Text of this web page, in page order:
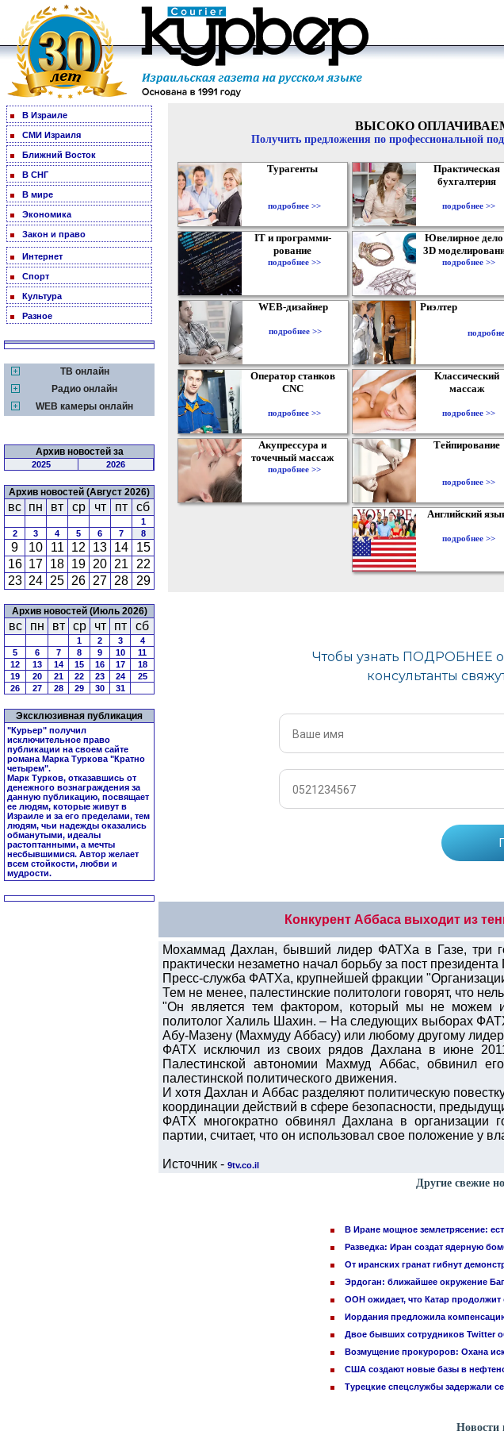
В Израиле
СМИ Израиля
Ближний Восток
В СНГ
В мире
Экономика
Закон и право
Интернет
Спорт
Культура
Разное
ТВ онлайн
Радио онлайн
WEB камеры онлайн
Архив новостей за
2025 2026
Архив новостей (Август 2026)
вс пн вт ср чт пт сб
1
2
3 4 5 6 7 8
9 10 11 12 13 14
15
16 17 18 19 20 21
22
23 24 25 26 27 28 29
Архив новостей (Июль 2026)
вс пн вт ср чт пт сб
1 2 3
4
5
6 7 8 9 10
11
12
13 14 15 16 17
18
19
20 21 22 23 24
25
26
27 28 29 30 31
Эксклюзивная публикация
"Курьер" получил
исключительное право
публикации на своем сайте
романа Марка Туркова "Кратно
четырем".
Марк Турков, отказавшись от
денежного вознаграждения за
данную публикацию, посвящает
ее людям, которые живут в
Израиле и за его пределами, тем
людям, чьи надежды оказались
обманутыми, идеалы
растоптанными, а мечты
несбывшимися. Автор желает
всем стойкости, любви и
мудрости.
ВЫСОКО
Получить предложения по профессиональной
Турагенты
подробнее >>
Практическая
бухгалтерия
подробнее >>
IT и программи-
рование
подробнее >>
Ювелирное
3D
подробнее >>
WEB-дизайнер
подробнее >>
Риэлтер
Оператор станков
CNC
подробнее >>
Классический
массаж
подробнее >>
Акупрессура и
точечный массаж
подробнее >>
Тейпирование
подробнее >>
Английский
подробнее >>
Конкурент Аббаса выходит из
Мохаммад Дахлан, бывший лидер ФАТХа в Газе, три
практически незаметно начал борьбу за пост
Пресс-служба ФАТХа, крупнейшей фракции
Тем не менее, палестинские политологи говорят, что
"Он является тем фактором, который мы не можем
политолог Халиль Шахин. – На следующих выборах
Абу-Мазену (Махмуду Аббасу) или любому другому
ФАТХ исключил из своих рядов Дахлана в июне
Палестинской автономии Махмуд Аббас, обвинил
палестинской политического движения.
И хотя Дахлан и Аббас разделяют политическую
координации действий в сфере безопасности,
ФАТХ многократно обвинял Дахлана в организации
партии, считает, что он использовал свое положение у
Источник - 9tv.co.il
Другие свежие
В Иране мощное землетрясение:
Разведка: Иран создат ядерную
От иранских гранат гибнут
Эрдоган: ближайшее окружение
ООН ожидает, что Катар продолжит
Иордания предложила
Двое бывших сотрудников Twitter
Возмущение прокуроров: Охана
США создают новые базы в
Турецкие спецслужбы задержали
Новости